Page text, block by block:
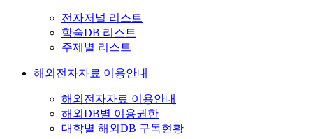
전자저널 리스트
학술DB 리스트
주제별 리스트
해외전자자료 이용안내
해외전자자료 이용안내
해외DB별 이용권한
대학별 해외DB 구독현황